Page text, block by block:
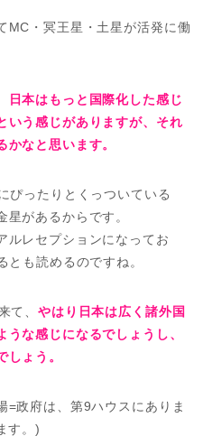
MC・冥王星・土星が活発に働
日本はもっと国際化した感じ
いう感じがありますが、それ
なと思います。
ぴったりとくっついている
星があるからです。
ルレセプションになってお
とも読めるのですね。
て、やはり日本は広く諸外国
な感じになるでしょうし、
ょう。
=政府は、第9ハウスにありま
す。)